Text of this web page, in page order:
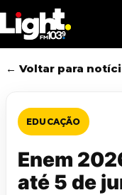
to
main
content
← Voltar para
EDUCAÇÃO
Enem
até 5 de